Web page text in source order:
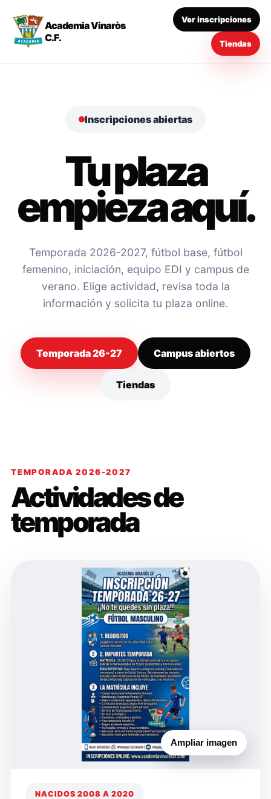
Academia Vinaròs
C.F.
Ver inscripciones
Tiendas
Inscripciones abiertas
Tu plaza
empieza aquí.
Temporada 2026-2027, fútbol base, fútbol
femenino, iniciación, equipo EDI y campus de
verano. Elige actividad, revisa toda la
información y solicita tu plaza online.
Temporada 26-27 Campus abiertos
Tiendas
TEMPORADA 2026-2027
Actividades de
temporada
Ampliar imagen
NACIDOS 2008 A 2020